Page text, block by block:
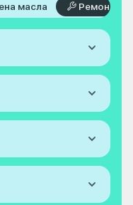
масла Ремонт